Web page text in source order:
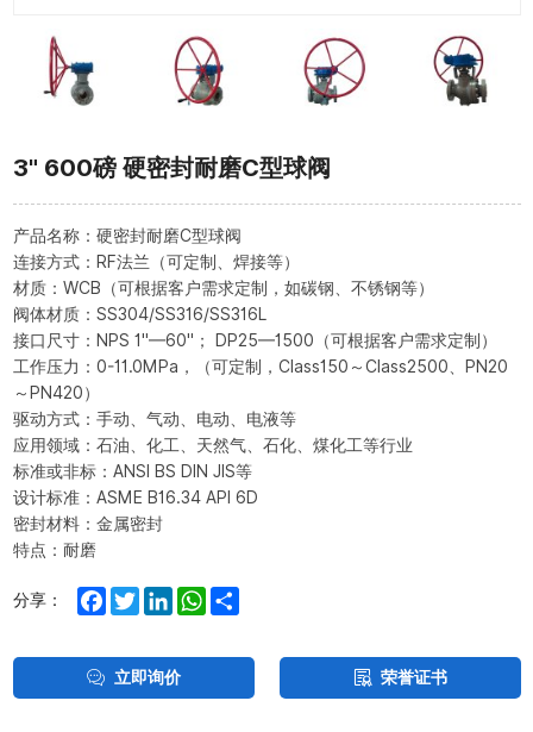
3" 600磅 硬密封耐磨C型球阀
产品名称：硬密封耐磨C型球阀
连接方式：RF法兰（可定制、焊接等）
材质：WCB（可根据客户需求定制，如碳钢、不锈钢等）
阀体材质：SS304/SS316/SS316L
接口尺寸：NPS 1"—60"； DP25—1500（可根据客户需求定制）
工作压力：0-11.0MPa，（可定制，Class150～Class2500、PN20
～PN420）
驱动方式：手动、气动、电动、电液等
应用领域：石油、化工、天然气、石化、煤化工等行业
标准或非标：ANSI BS DIN JIS等
设计标准：ASME B16.34 API 6D
密封材料：金属密封
特点：耐磨
分享： Facebook
TwitterLinkedInWhatsApp
Share
立即询价 荣誉证书